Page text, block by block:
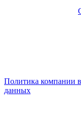
Политика компании
данных